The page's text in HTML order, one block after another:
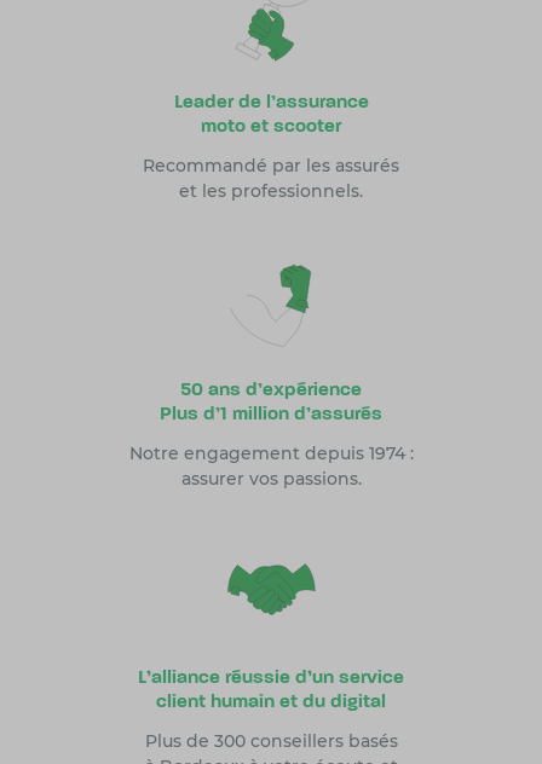
Leader de l’assurance
moto et scooter
Recommandé par les assurés
et les professionnels.
50 ans d’expérience
Plus d’1 million d’assurés
Notre engagement depuis 1974 :
assurer vos passions.
L'alliance réussie d'un service
client humain et du digital
Plus de 300 conseillers basés